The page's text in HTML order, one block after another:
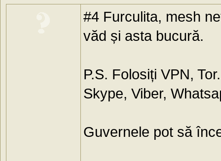
#4 Furculita, mesh
văd și asta bucură.
P.S. Folosiți VPN,
Skype, Viber,
Guvernele pot să